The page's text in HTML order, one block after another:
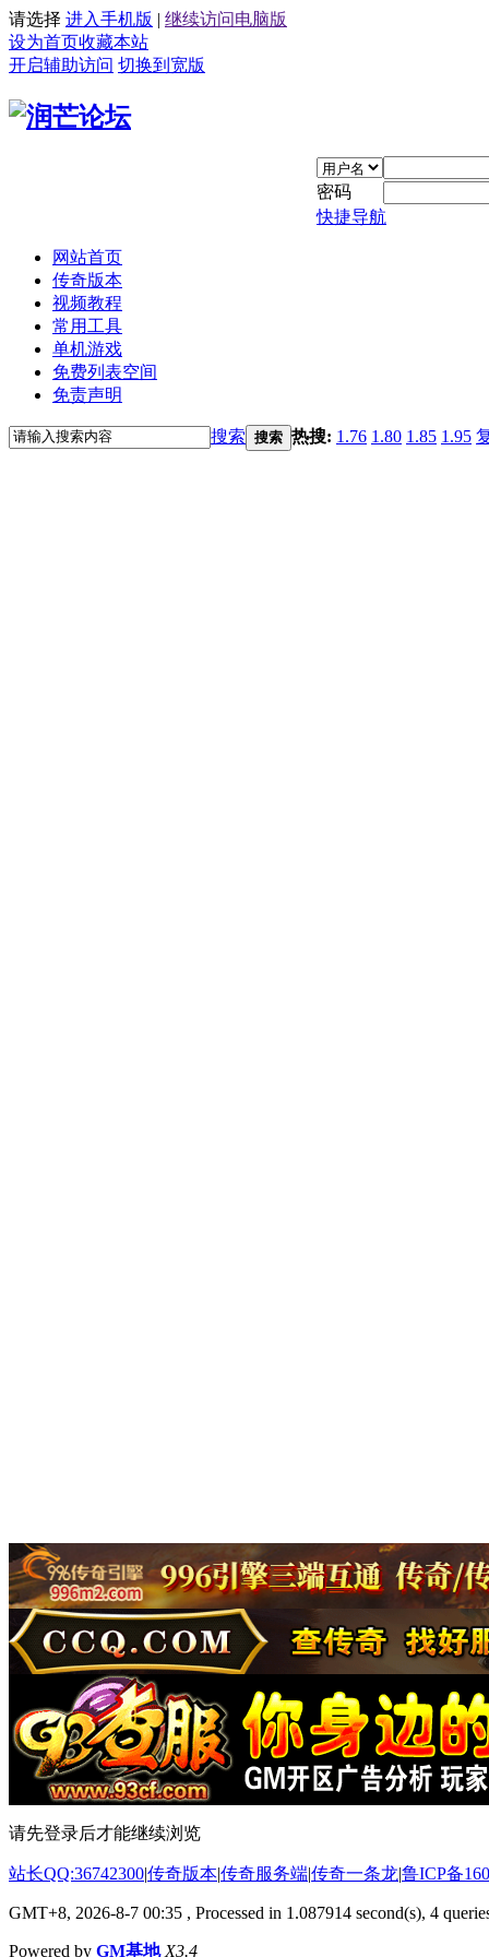
请选择 进入手机版 | 继续访问电脑版
设为首页收藏本站
开启辅助访问 切换到宽版
密码
快捷导航
网站首页
传奇版本
视频教程
常用工具
单机游戏
免费列表空间
免责声明
搜索 搜索 热搜: 1.76 1.80 1.85 1.95
请先登录后才能继续浏览
站长QQ:36742300|传奇版本|传奇服务端|传奇一条龙|鲁ICP备
GMT+8, 2026-8-7 00:35 , Processed in 1.087914 second(s), 4
Powered by GM基地 X3.4